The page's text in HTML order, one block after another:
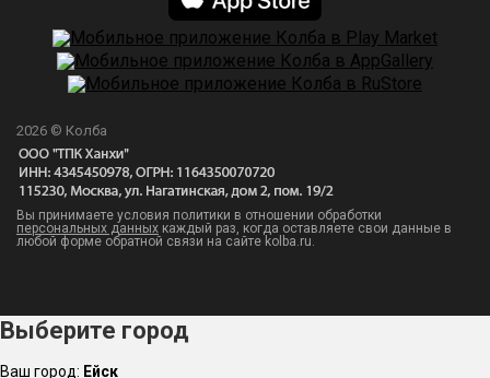
2026 © Колба
Вы принимаете условия политики в отношении обработки
персональных данных каждый раз, когда оставляете свои данные в
любой форме обратной связи на сайте kolba.ru.
Выберите город
Ваш город: Ейск